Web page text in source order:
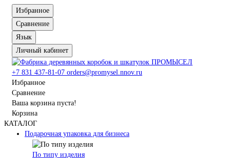
Избранное
Сравнение
Язык
Личный кабинет
+7 831 437-81-07 orders@promysel.nnov.ru
Избранное
Сравнение
Ваша корзина пуста!
Корзина
КАТАЛОГ
Подарочная упаковка для бизнеса
По типу изделия